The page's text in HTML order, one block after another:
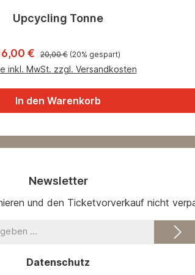
Upcycling Tonne
€ Regulärer Preis:
20,00 € (20% gespart)
inkl. MwSt. zzgl. Versandkosten
In den Warenkorb
Newsletter
und den Ticketvorverkauf nicht
Datenschutz